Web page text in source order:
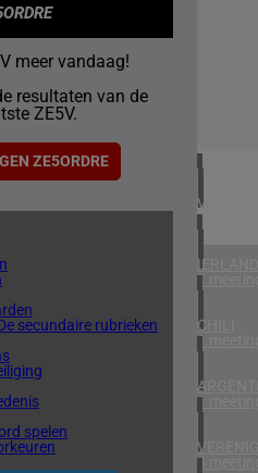
meer vandaag!
resultaten van de
ZE5V.
ZE5ORDRE
secundaire rubrieken
spelen
1
5
IERLAND
1
CHILI
1
1
4